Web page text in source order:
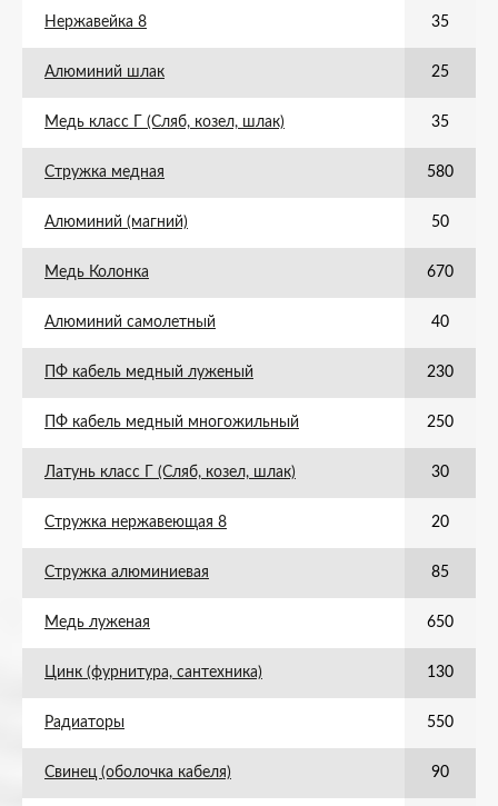
Нержавейка 8 35
Алюминий шлак 25
Медь класс Г (Сляб, козел, шлак) 35
Стружка медная 580
Алюминий (магний) 50
Медь Колонка 670
Алюминий самолетный 40
ПФ кабель медный луженый 230
ПФ кабель медный многожильный 250
Латунь класс Г (Сляб, козел, шлак) 30
Стружка нержавеющая 8 20
Стружка алюминиевая 85
Медь луженая 650
Цинк (фурнитура, сантехника) 130
Радиаторы 550
Свинец (оболочка кабеля) 90